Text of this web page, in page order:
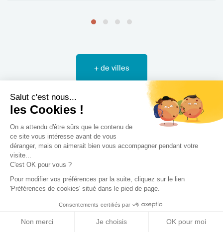
Salut c'est nous...
les Cookies !
On a attendu d'être sûrs que le contenu de
ce site vous intéresse avant de vous
déranger, mais on aimerait bien vous accompagner pendant votre
visite...
C'est OK pour vous ?
Pour modifier vos préférences par la suite, cliquez sur le lien
'Préférences de cookies' situé dans le pied de page.
Consentements certifiés par
Non merci Je choisis OK pour moi
+ de villes
Les différents types de
projet que nous
accompagnons